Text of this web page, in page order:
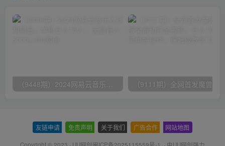
友链申请 免责声明 关于我们 广告合作 网站地图